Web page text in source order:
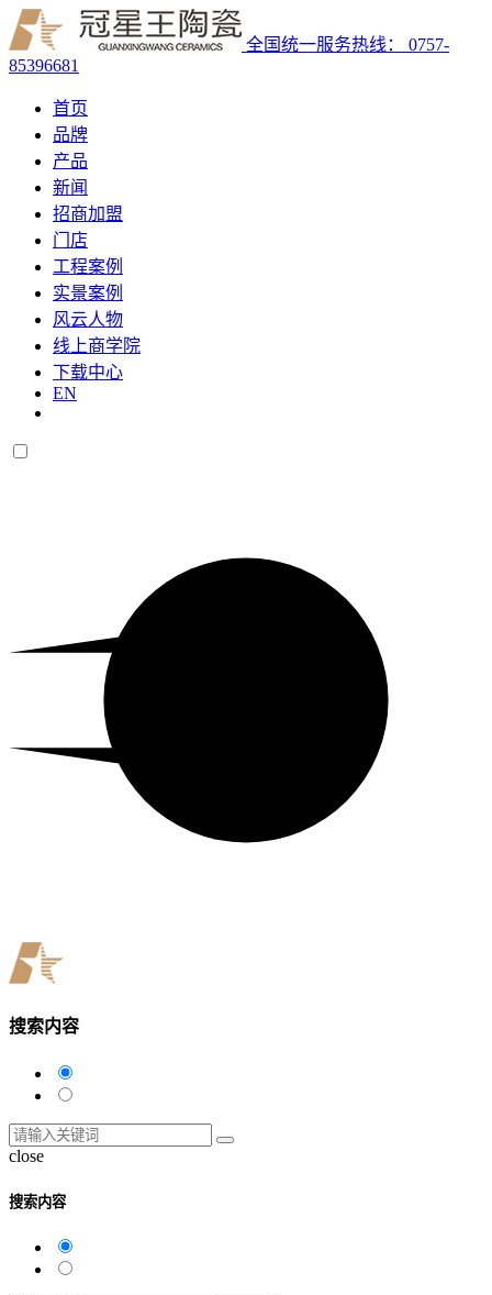
全国统一服务热线： 0757-
85396681
首页
品牌
产品
新闻
招商加盟
门店
工程案例
实景案例
风云人物
线上商学院
下载中心
EN
搜索内容
close
搜索内容